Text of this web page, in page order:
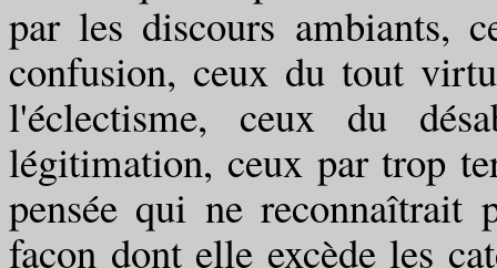
par les discours ambiants,
confusion, ceux du tout
l'éclectisme, ceux du
légitimation, ceux par trop
pensée qui ne
façon dont elle excède les